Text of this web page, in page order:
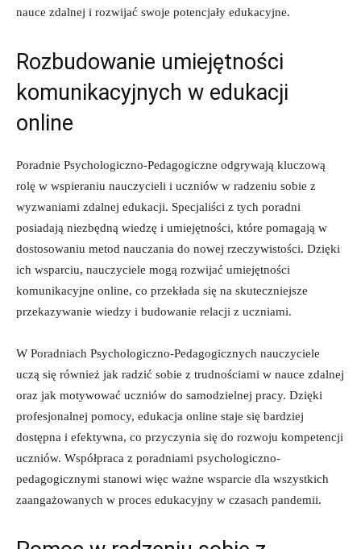
nauce zdalnej i rozwijać swoje potencjały edukacyjne.
Rozbudowanie‍ umiejętności
komunikacyjnych w edukacji
‌online
Poradnie Psychologiczno-Pedagogiczne odgrywają ⁤kluczową
rolę w wspieraniu​ nauczycieli‌ i uczniów w radzeniu⁢ sobie z
wyzwaniami zdalnej edukacji.⁢ Specjaliści z ​tych poradni
posiadają niezbędną wiedzę i umiejętności,⁢ które ⁤pomagają ⁣w
dostosowaniu‍ metod nauczania ⁤do nowej rzeczywistości. Dzięki
ich ⁢wsparciu, nauczyciele ​mogą rozwijać umiejętności
⁢komunikacyjne⁢ online, co przekłada ⁢się na skuteczniejsze
przekazywanie wiedzy i budowanie relacji z uczniami.
W Poradniach Psychologiczno-Pedagogicznych‌ nauczyciele
uczą się‌ również jak radzić sobie z trudnościami ⁣w nauce ⁣zdalnej
oraz jak motywować uczniów ​do samodzielnej​ pracy. Dzięki​
profesjonalnej‌ pomocy, edukacja online⁢ staje się‌ bardziej
dostępna i ⁢efektywna, ⁤co przyczynia się do rozwoju kompetencji‍
uczniów. Współpraca z⁤ poradniami psychologiczno-
pedagogicznymi ⁤stanowi więc ważne wsparcie dla ⁤wszystkich‍
zaangażowanych w proces edukacyjny w czasach ‌pandemii.